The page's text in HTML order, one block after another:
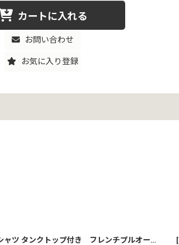
カートに入れる
お問い合わせ
お気に入り登録
[PINETA]トップス・Tシャツ タンクトップ付き フレンチプルオーバー